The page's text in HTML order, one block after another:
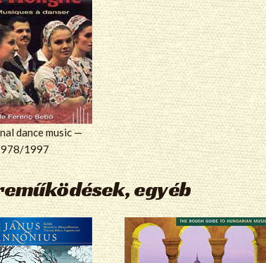
dance music —
1997
egyéb